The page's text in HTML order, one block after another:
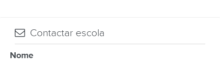
Contactar escola
Nome